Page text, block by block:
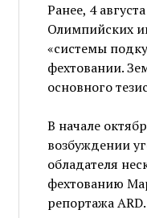
Ранее, 4
Олимпийских
«системы
фехтовании.
основного
В начале
возбуждении
обладателя
фехтованию
репортажа ARD.